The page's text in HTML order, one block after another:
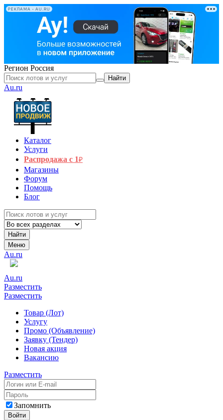
РЕКЛАМА • AU.RU
Регион Россия
Найти
Au.ru
Каталог
Услуги
Распродажа с 1₽
Магазины
Форум
Помощь
Блог
Найти
Меню
Au.ru
Au.ru
Разместить
Разместить
Товар (Лот)
Услугу
Промо (Объявление)
Заявку (Тендер)
Новая акция
Вакансию
Разместить
Запомнить
Войти